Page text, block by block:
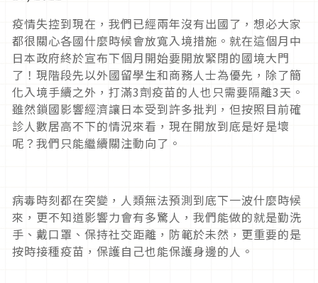
疫情失控到現在，我們已經兩年沒有出國了，想必大家
都很關心各國什麼時候會放寬入境措施。就在這個月中
日本政府終於宣布下個月開始要開放緊閉的國境大門
了！現階段先以外國留學生和商務人士為優先，除了簡
化入境手續之外，打滿3劑疫苗的人也只需要隔離3天。
雖然鎖國影響經濟讓日本受到許多批判，但按照目前確
診人數居高不下的情況來看，現在開放到底是好是壞
呢？我們只能繼續關注動向了。
病毒時刻都在突變，人類無法預測到底下一波什麼時候
來，更不知道影響力會有多驚人，我們能做的就是勤洗
手、戴口罩、保持社交距離，防範於未然，更重要的是
按時接種疫苗，保護自己也能保護身邊的人。